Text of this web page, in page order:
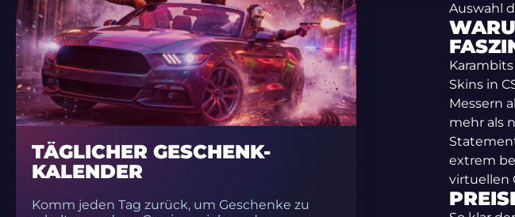
TÄGLICHER GESCHENK-
KALENDER
Komm jeden Tag zurück, um Geschenke zu
Auswahl
Skins in
Messern
mehr als
extrem
virtuellen